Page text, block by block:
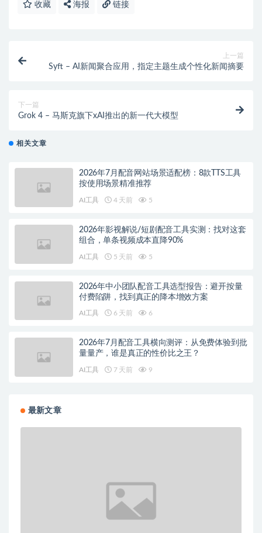
收藏 海报 链接
上一篇
Syft – AI新闻聚合应用，指定主题生成个性化新闻摘要
下一篇
Grok 4 – 马斯克旗下xAI推出的新一代大模型
相关文章
2026年7月配音网站场景适配榜：8款TTS工具
按使用场景精准推荐
AI工具 4 天前 5
2026年影视解说/短剧配音工具实测：找对这套
组合，单条视频成本直降90%
AI工具 5 天前 5
2026年中小团队配音工具选型报告：避开按量
付费陷阱，找到真正的降本增效方案
AI工具 6 天前 6
2026年7月配音工具横向测评：从免费体验到批
量量产，谁是真正的性价比之王？
AI工具 7 天前 9
最新文章